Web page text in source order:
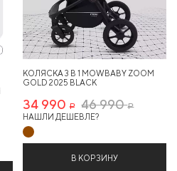
КОЛЯСКА 3 В 1 MOWBABY ZOOM
GOLD 2025 BLACK
34 990 Р 46 990Р
НАШЛИ ДЕШЕВЛЕ?
В КОРЗИНУ